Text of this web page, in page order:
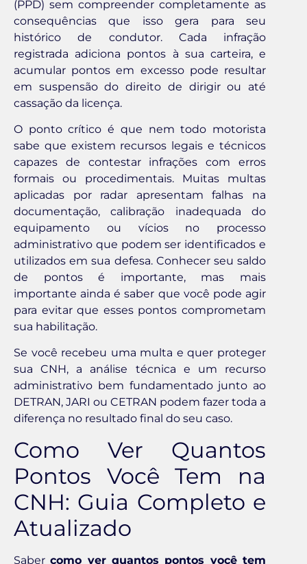
(PPD) sem compreender completamente as
consequências que isso gera para seu
histórico de condutor. Cada infração
registrada adiciona pontos à sua carteira, e
acumular pontos em excesso pode resultar
em suspensão do direito de dirigir ou até
cassação da licença.
O ponto crítico é que nem todo motorista
sabe que existem recursos legais e técnicos
capazes de contestar infrações com erros
formais ou procedimentais. Muitas multas
aplicadas por radar apresentam falhas na
documentação, calibração inadequada do
equipamento ou vícios no processo
administrativo que podem ser identificados e
utilizados em sua defesa. Conhecer seu saldo
de pontos é importante, mas mais
importante ainda é saber que você pode agir
para evitar que esses pontos comprometam
sua habilitação.
Se você recebeu uma multa e quer proteger
sua CNH, a análise técnica e um recurso
administrativo bem fundamentado junto ao
DETRAN, JARI ou CETRAN podem fazer toda a
diferença no resultado final do seu caso.
Como Ver Quantos
Pontos Você Tem na
CNH: Guia Completo e
Atualizado
Sabercomo ver quantos pontos você tem